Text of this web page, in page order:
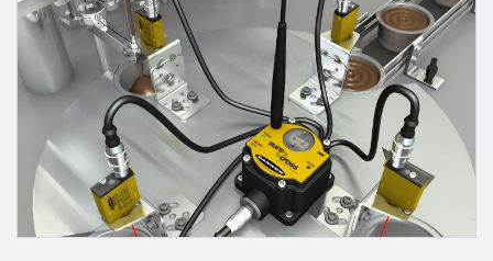
传感器
光电传感器
激光测距
测量光幕
3D飞行时间
雷达传感器
储罐料位监控
前缘检测
工厂通信
机器监控/设备综合效率
物料、服务或托盘取件呼叫
状况监测：预测性维护和预防性维护